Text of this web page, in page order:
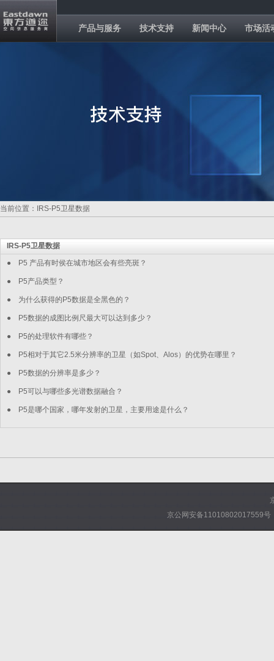
产品与服务 技术支持 新闻中心 市场活
当前位置：IRS-P5卫星数据
IRS-P5卫星数据
●
P5 产品有时侯在城市地区会有些亮斑？
● P5产品类型？
● 为什么获得的P5数据是全黑色的？
● P5数据的成图比例尺最大可以达到多少？
● P5的处理软件有哪些？
● P5相对于其它2.5米分辨率的卫星（如Spot、Alos）的优势在哪里？
● P5数据的分辨率是多少？
● P5可以与哪些多光谱数据融合？
● P5是哪个国家，哪年发射的卫星，主要用途是什么？
京公网安备11010802017559号